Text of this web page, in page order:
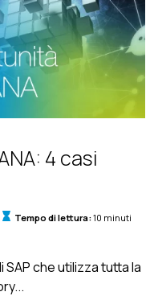
4 casi
Tempo di lettura:10 minuti
SAP che utilizza tutta la